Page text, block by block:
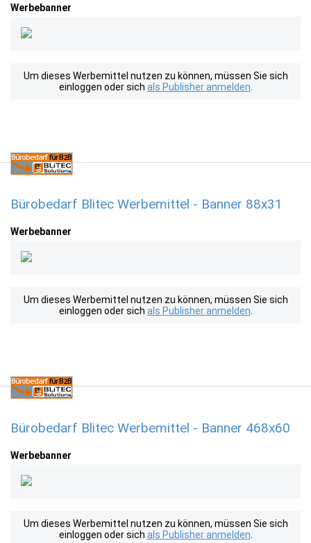
Werbebanner
Um dieses Werbemittel nutzen zu können, müssen Sie sich
einloggen oder sich als Publisher anmelden
Bürobedarf Blitec Werbemittel - Banner 88x31
Werbebanner
Um dieses Werbemittel nutzen zu können, müssen Sie sich
einloggen oder sich als Publisher anmelden
Bürobedarf Blitec Werbemittel - Banner 468x60
Werbebanner
Um dieses Werbemittel nutzen zu können, müssen Sie sich
einloggen oder sich als Publisher anmelden